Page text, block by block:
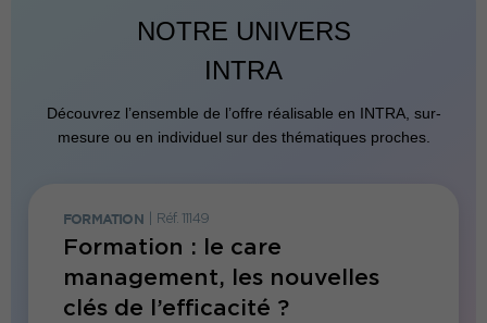
NOTRE UNIVERS
INTRA
Découvrez l’ensemble de l’offre réalisable en INTRA, sur-
mesure ou en individuel sur des thématiques proches.
FORMATION Réf. 11149
Formation : le care
management, les nouvelles
clés de l’efficacité ?